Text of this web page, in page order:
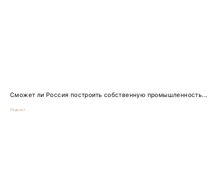
Сможет ли Россия построить собственную промышленность...
Подкаст